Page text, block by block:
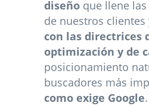
diseño que llene
de nuestros clientes
con las directrices
optimización y de
posicionamiento
buscadores más
como exige Google.